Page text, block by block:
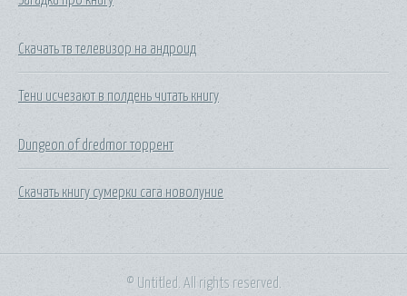
Скачать тв телевизор на андроид
Тени исчезают в полдень читать книгу
Dungeon of dredmor торрент
Скачать книгу сумерки сага новолуние
© Untitled. All rights reserved.